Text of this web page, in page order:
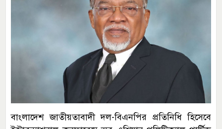
বাংলাদেশ জাতীয়তাবাদী দল-বিএনপির প্রতিনিধি হিসেবে